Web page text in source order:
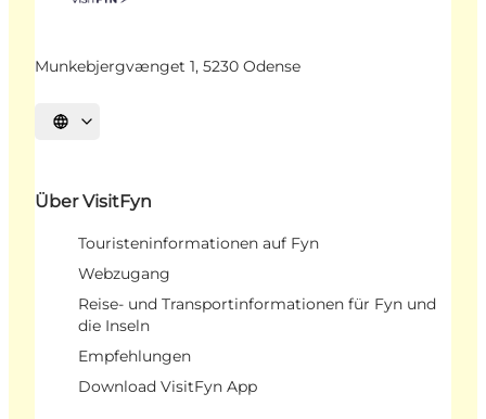
Munkebjergvænget 1, 5230 Odense
Sprache auswählen
Über VisitFyn
Touristeninformationen auf Fyn
Webzugang
Reise- und Transportinformationen für Fyn und
die Inseln
Empfehlungen
Download VisitFyn App